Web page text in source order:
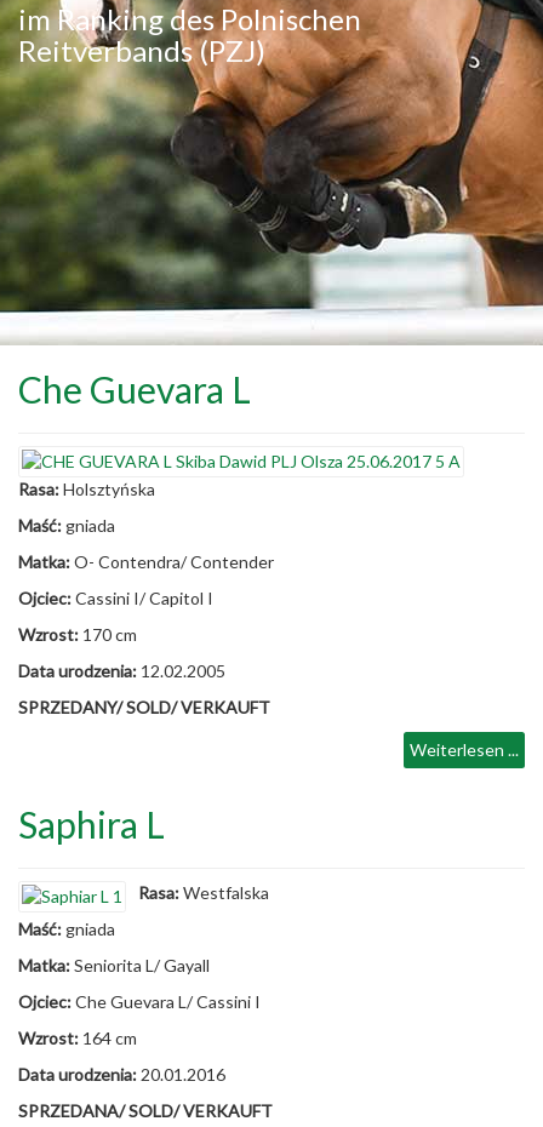
im Ranking des Polnischen
Reitverbands (PZJ)
Che Guevara L
Rasa:Holsztyńska
Maść: gniada
Matka:O- Contendra/ Contender
Ojciec:Cassini I/ Capitol I
Wzrost: 170 cm
Data urodzenia: 12.02.2005
SPRZEDANY/ SOLD/ VERKAUFT
Weiterlesen ...
Saphira L
Rasa:Westfalska
Maść: gniada
Matka:Seniorita L/ Gayall
Ojciec:Che Guevara L/ Cassini I
Wzrost: 164 cm
Data urodzenia: 20.01.2016
SPRZEDANA/ SOLD/ VERKAUFT